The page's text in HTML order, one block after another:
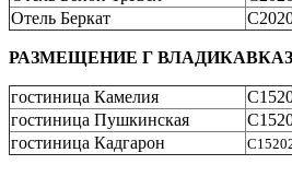
Отель Беркат
РАЗМЕЩЕНИЕ Г ВЛАДИКАВКАЗ
гостиница Камелия
гостиница Пушкинская
гостиница Кадгарон